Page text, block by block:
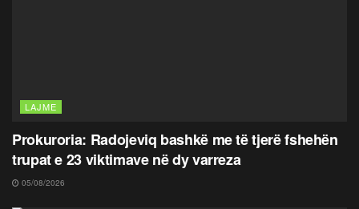
LAJME
Prokuroria: Radojeviq bashkë me të tjerë fshehën
trupat e 23 viktimave në dy varreza
05/08/2026